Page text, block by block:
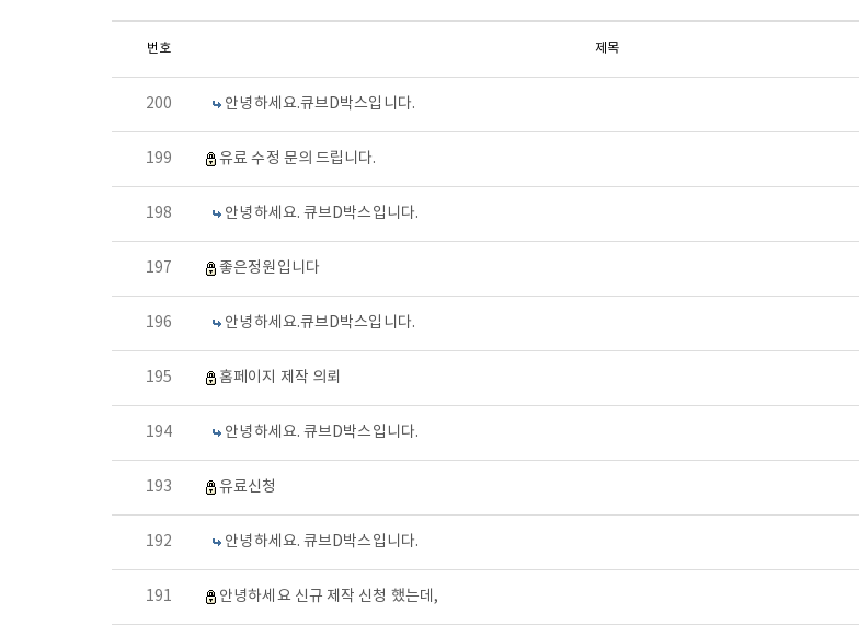
번호 제목
200 안녕하세요.큐브D박스입니다.
199 유료 수정 문의 드립니다.
198 안녕하세요. 큐브D박스입니다.
197 좋은정원입니다
196 안녕하세요.큐브D박스입니다.
195 홈페이지 제작 의뢰
194 안녕하세요. 큐브D박스입니다.
193 유료신청
192 안녕하세요. 큐브D박스입니다.
191 안녕하세요 신규 제작 신청 했는데,